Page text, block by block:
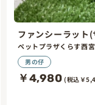
ファンシーラット(
ペットプラザくらす西
男の仔
￥4,980 (税込￥